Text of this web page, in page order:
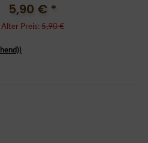
5,90 € *
Alter Preis:5,90 €